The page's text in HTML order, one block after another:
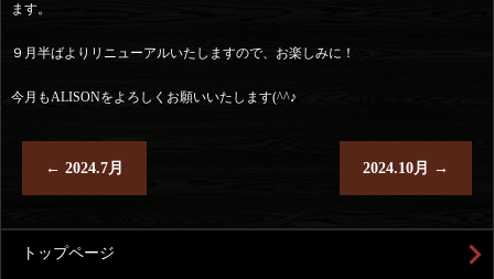
ます。
９月半ばよりリニューアルいたしますので、お楽しみに！
今月もALISONをよろしくお願いいたします(^^♪
← 2024.7月 2024.10月 →
トップページ